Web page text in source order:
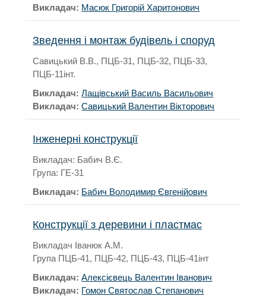
Викладач: Масюк Григорій Харитонович
Зведення і монтаж будівель і споруд
Савицький В.В., ПЦБ-31, ПЦБ-32, ПЦБ-33,
ПЦБ-11інт.
Викладач:Лащівський Василь Васильович
Викладач:Савицький Валентин Вікторович
Інженерні конструкції
Викладач: Бабич В.Є.
Група: ГЕ-31
Викладач: Бабич Володимир Євгенійович
Конструкції з деревини і пластмас
Викладач Іванюк А.М.
Група ПЦБ-41, ПЦБ-42, ПЦБ-43, ПЦБ-41інт
Викладач:Алексієвець Валентин Іванович
Викладач: Гомон Святослав Степанович